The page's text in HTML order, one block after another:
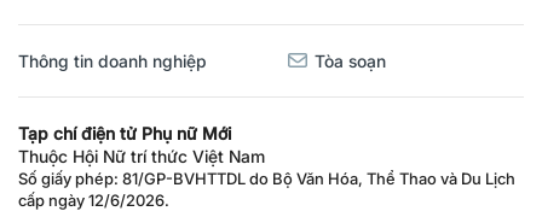
Thông tin doanh nghiệp Tòa soạn
Tạp chí điện tử Phụ nữ Mới
Thuộc Hội Nữ trí thức Việt Nam
Số giấy phép: 81/GP-BVHTTDL do Bộ Văn Hóa, Thể Thao và Du Lịch
cấp ngày 12/6/2026.